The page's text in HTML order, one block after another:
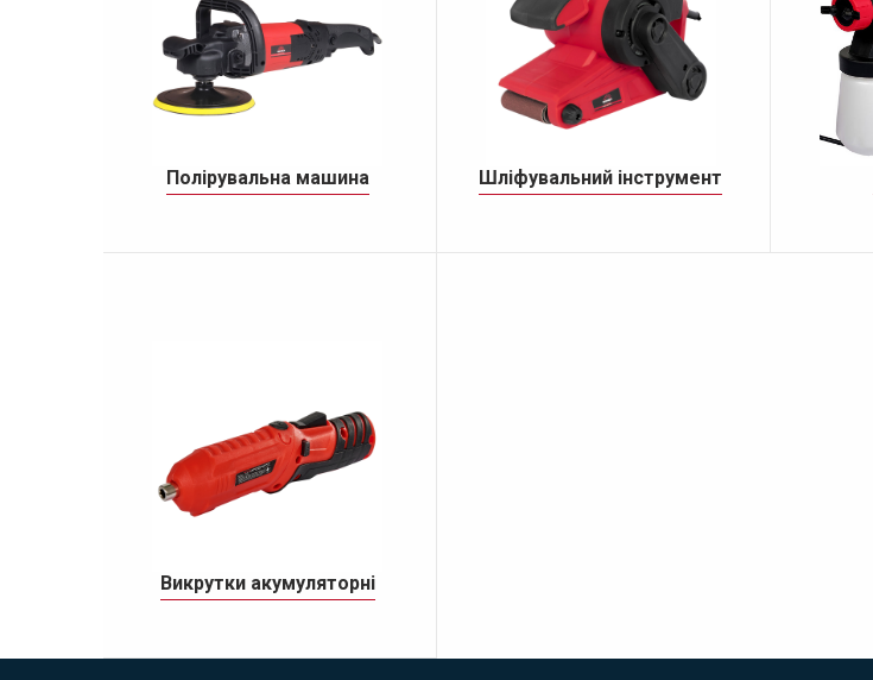
Полірувальна машина Шліфувальний інструмент
Шліфувальний інструмент
Cтрічкові шліфувальні машини
Викрутки акумуляторні